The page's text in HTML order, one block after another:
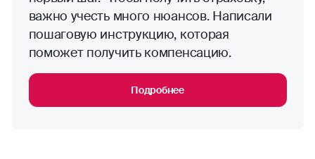
важно учесть много нюансов. Написали
пошаговую инструкцию, которая
поможет получить компенсацию.
Подробнее